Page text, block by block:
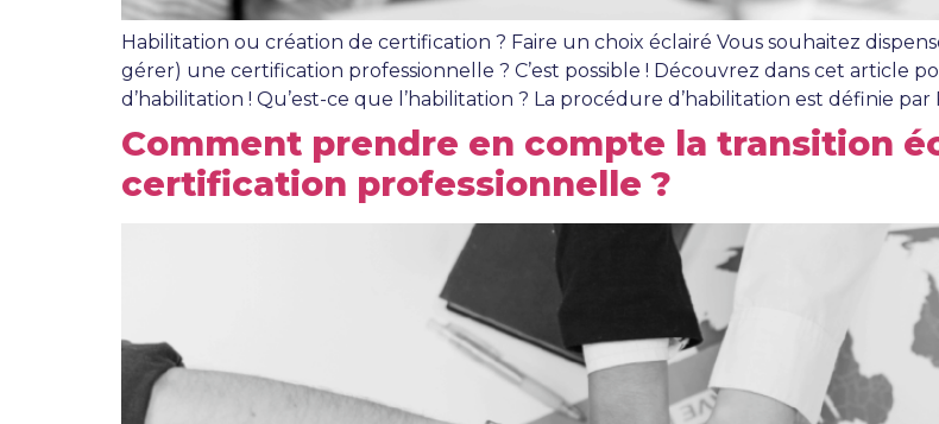
Habilitation ou création de certification ? Faire un choix éclairé Vous souhaitez
gérer) une certification professionnelle ? C’est possible ! Découvrez dans cet article
d’habilitation ! Qu’est-ce que l’habilitation ? La procédure d’habilitation est définie
Comment prendre en compte la transition
certification professionnelle ?